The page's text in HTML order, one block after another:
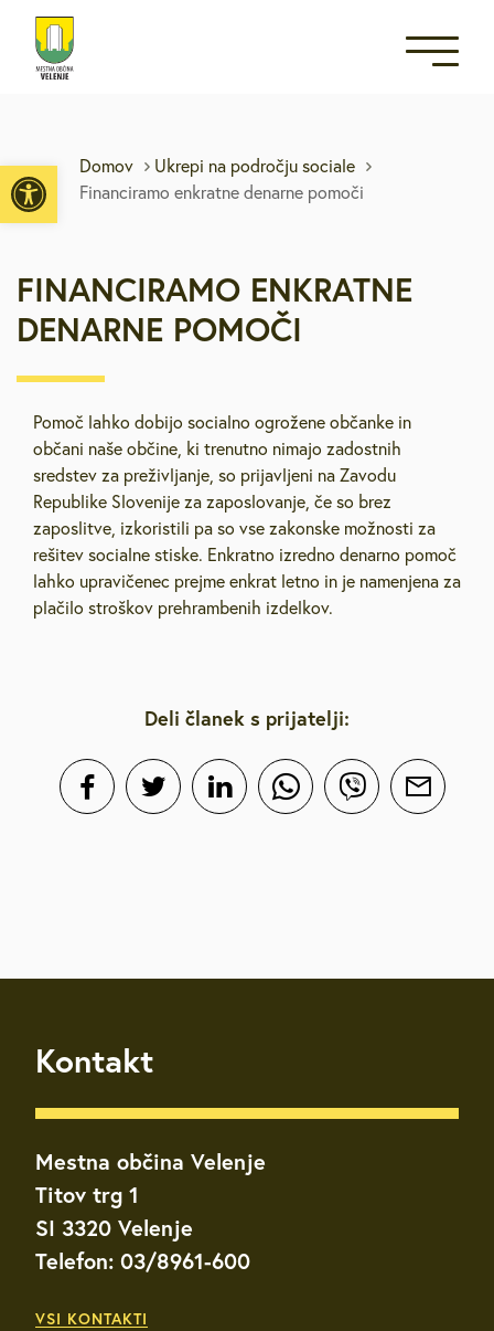
Open toolbar
Domov
Ukrepi na področju sociale
Financiramo enkratne denarne pomoči
FINANCIRAMO ENKRATNE
DENARNE POMOČI
Pomoč lahko dobijo socialno ogrožene občanke in
občani naše občine, ki trenutno nimajo zadostnih
sredstev za preživljanje, so prijavljeni na Zavodu
Republike Slovenije za zaposlovanje, če so brez
zaposlitve, izkoristili pa so vse zakonske možnosti za
rešitev socialne stiske. Enkratno izredno denarno pomoč
lahko upravičenec prejme enkrat letno in je namenjena za
plačilo stroškov prehrambenih izdelkov.
Deli članek s prijatelji:
Kontakt
Mestna občina Velenje
Titov trg 1
SI 3320 Velenje
Telefon: 03/8961-600
VSI KONTAKTI